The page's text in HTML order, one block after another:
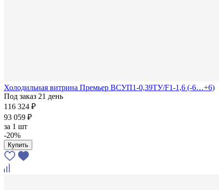
Холодильная витрина Премьер ВСУП1-0,39ТУ/F1-1,6 (-6…+6)
Под заказ 21 день
116 324 ₽
93 059 ₽
за 1 шт
-20%
Купить